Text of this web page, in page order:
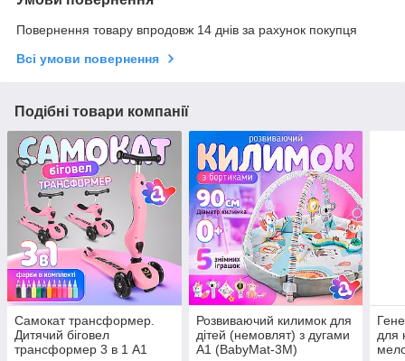
Повернення товару впродовж 14 днів за рахунок покупця
Всі умови повернення
Подібні товари компанії
Самокат трансформер.
Дитячий біговел
трансформер 3 в 1 A1
Розвиваючий килимок для
дітей (немовлят) з дугами
A1 (BabyMat-3M)
для